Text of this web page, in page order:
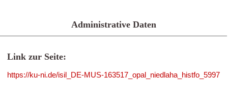
Administrative Daten
Link zur Seite:
https://ku-ni.de/isil_DE-MUS-163517_opal_niedlaha_histfo_5997